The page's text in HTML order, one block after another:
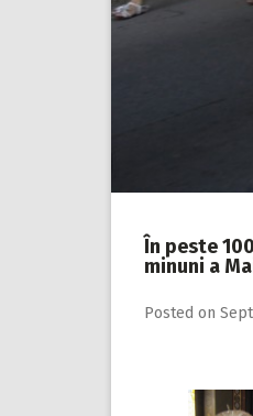
În peste
minuni a
Posted on